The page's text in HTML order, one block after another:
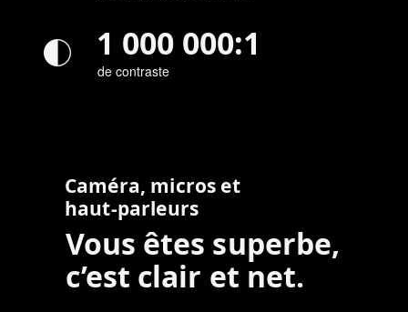
1 000 000:1
de contraste
Caméra, micros et
haut‑parleurs
Vous êtes superbe,
c’est clair et net.